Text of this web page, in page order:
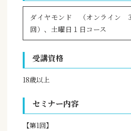
ダイヤモンド （オンライン 3
回）、土曜日１日コース
受講資格
18歳以上
セミナー内容
【第1回】